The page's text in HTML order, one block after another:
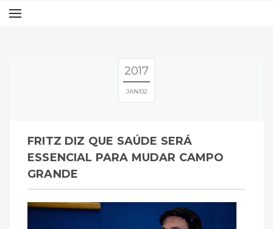
2017
JAN 02
FRITZ DIZ QUE SAÚDE SERÁ
ESSENCIAL PARA MUDAR CAMPO
GRANDE